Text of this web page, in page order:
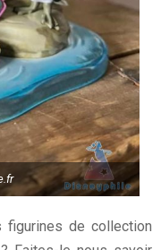
figurines de collection